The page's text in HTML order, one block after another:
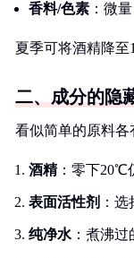
香料/色素 ：微
夏季可将酒精降至
二、成分的隐
看似简单的原料各
酒精：零下20℃
表面活性剂 ：
纯净水 ：煮沸